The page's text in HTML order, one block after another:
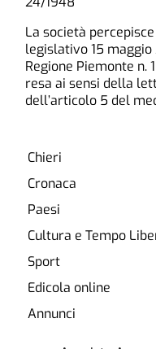
La società
legislativo 15 maggio
Regione Piemonte n.
resa ai sensi della
dell’articolo 5 del
Chieri
Cronaca
Paesi
Cultura e Tempo
Sport
Edicola online
Annunci